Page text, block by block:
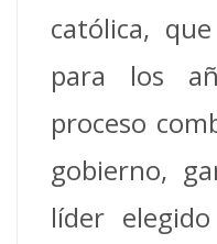
católica,
para los
proceso
gobierno,
líder